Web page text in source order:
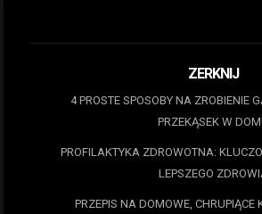
ZERKNIJ
4 PROSTE SPOSOBY NA ZROBIENIE
PRZEKĄSEK W
PROFILAKTYKA ZDROWOTNA:
LEPSZEGO
PRZEPIS NA DOMOWE, CHRUPIĄCE